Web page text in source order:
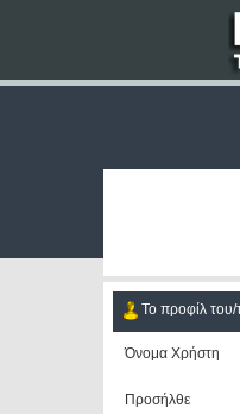
Το προφίλ
Όνομα Χρήστη
Προσήλθε